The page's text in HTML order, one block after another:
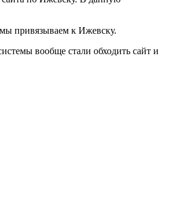
привязываем к Ижевску.
вообще стали обходить сайт и